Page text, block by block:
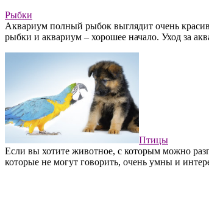
Рыбки
Аквариум полный рыбок выглядит очень
рыбки и аквариум – хорошее начало. Уход за
Птицы
Если вы хотите животное, с которым можно
которые не могут говорить, очень умны и